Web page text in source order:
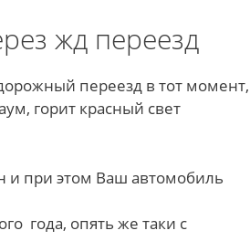
жд переезд
переезд в тот момент,
горит красный свет
и при этом Ваш автомобиль
года, опять же таки с